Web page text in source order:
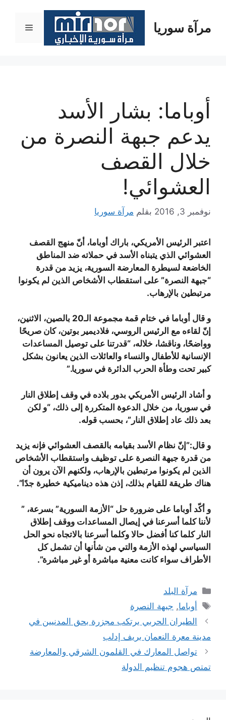
المحتوىمرآة سوريا القائمة
أوباما: بشار الأسد
يدعم جبهة النصرة من
خلال القصف
العشوائي!
نوفمبر 3, 2016 بقلم مرآة سوريا
اعتبر الرئيس الأمريكي، باراك أوباما، أنّ منهج القصف
العشوائي الذي يتبناه الأسد في حملاته ضد المناطق
الخاضعة لسيطرة المعارضة السورية، يزيد من قدرة
“جبهة النصرة” على استقطاب الأشخاص الذين لم يكونوا
مرتبطين بالإرهاب.
و قال أوباما في ختام قمة مجموعة الـ20 بالصين، الاثنين،
إنّ لقاءه مع الرئيس الروسي، فلاديمير بوتين، كان صريحًا
وواضحًا، وناقشا، خلاله، “قدرتنا على توصيل المساعدات
الإنسانية للأطفال والنساء والعائلات الذين يعانون بشكل
كبير تحت وطأة الحرب الدائرة في سوريا.”
و أشاد الرئيس الأمريكي بدور بلاده في وقف إطلاق النار
في سوريا، من خلال الدعوة المتكررة إلى ذلك، “و لكن
بعد ذلك عاد إطلاق النار”، بحسب قوله.
و قال:”إنّ نظام الأسد بقيامه بالقصف العشوائي فإنه يزيد
من قدرة جبهة النصرة على توظيف واستقطاب الأشخاص
الذين لم يكونوا مرتبطين بالإرهاب، ولكنهم الآن يرون أن
هناك طريقة للقيام بذلك، إذن هذه ديناميكية خطيرة جدًا”.
و أكّد أوباما على ضرورة حل “الأزمة السورية” بسرعة، ”
لأننا كلما أسرعنا في إيصال المساعدات ووقف إطلاق
النار كلما كنا أفضل حالا وكلما أسرعنا بالاتجاه نحو الحل
السياسي لهذه الأزمة والتي من شأنها أن تشمل كل
الأطراف سواء كانت معنية مباشرة أو غير مباشرة”.
التصنيفات
مرآة البلد
الوسوم
أوباما, جبهة النصرة
الطيران الحربي يرتكب مجزرة بحق المدنيين في
مدينة معرة النعمان بريف إدلب
تواصل المعارك في القلمون الشرقي والمعارضة
تمتص هجوم تنظيم الدولة